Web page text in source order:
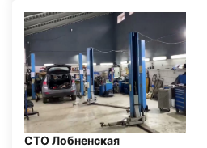
СТО Лобненская